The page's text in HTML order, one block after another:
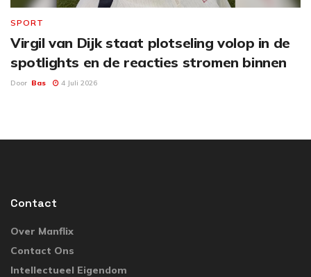
SPORT
Virgil van Dijk staat plotseling volop in de
spotlights en de reacties stromen binnen
Door Bas 4 Juli 2026
Contact
Over Manflix
Contact Ons
Intellectueel Eigendom